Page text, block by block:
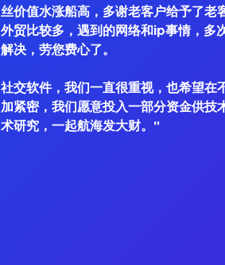
丝价值水涨船高，多谢老客户给予了老
外贸比较多，遇到的网络和ip事情，多
解决，劳您费心了。
社交软件，我们一直很重视，也希望在
加紧密，我们愿意投入一部分资金供技
术研究，一起航海发大财。"